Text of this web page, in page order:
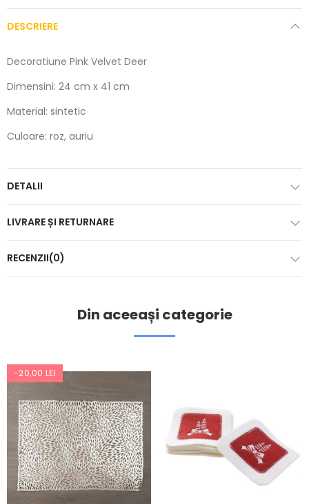
DESCRIERE
Decoratiune Pink Velvet Deer
Dimensini: 24 cm x 41 cm
Material: sintetic
Culoare: roz, auriu
DETALII
LIVRARE ȘI RETURNARE
RECENZII(0)
Din aceeași categorie
-20,00 LEI